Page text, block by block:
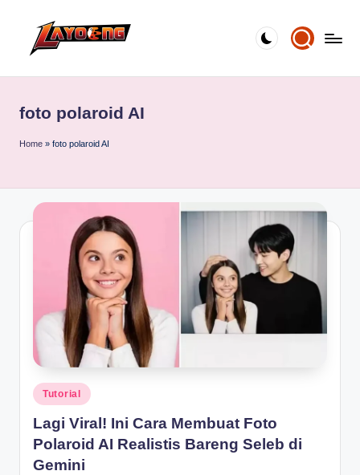
foto polaroid AI
Home » foto polaroid AI
Posted
in
Tutorial
Lagi Viral! Ini Cara Membuat Foto
Polaroid AI Realistis Bareng Seleb di
Gemini